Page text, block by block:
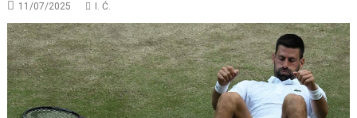
11/07/2025 I. Ć.